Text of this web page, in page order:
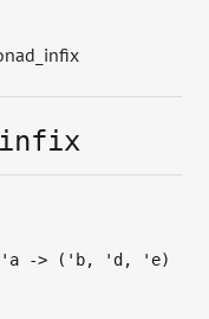
'a -> ( 'b, 'd , 'e)